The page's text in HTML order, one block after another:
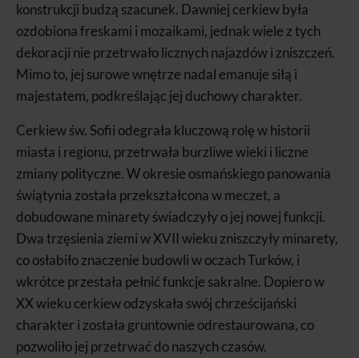
konstrukcji budzą szacunek. Dawniej cerkiew była
ozdobiona freskami i mozaikami, jednak wiele z tych
dekoracji nie przetrwało licznych najazdów i zniszczeń.
Mimo to, jej surowe wnętrze nadal emanuje siłą i
majestatem, podkreślając jej duchowy charakter.
Cerkiew św. Sofii odegrała kluczową rolę w historii
miasta i regionu, przetrwała burzliwe wieki i liczne
zmiany polityczne. W okresie osmańskiego panowania
świątynia została przekształcona w meczet, a
dobudowane minarety świadczyły o jej nowej funkcji.
Dwa trzęsienia ziemi w XVII wieku zniszczyły minarety,
co osłabiło znaczenie budowli w oczach Turków, i
wkrótce przestała pełnić funkcje sakralne. Dopiero w
XX wieku cerkiew odzyskała swój chrześcijański
charakter i została gruntownie odrestaurowana, co
pozwoliło jej przetrwać do naszych czasów.